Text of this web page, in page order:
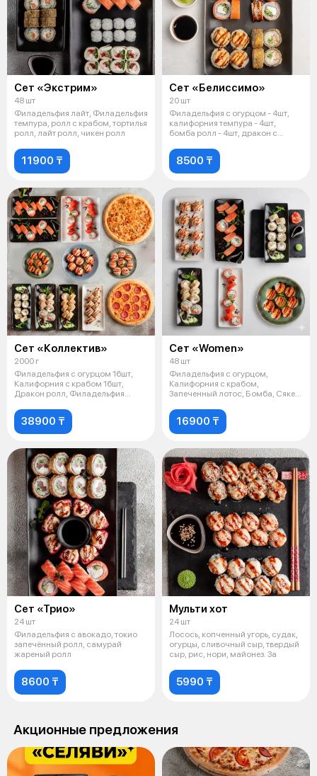
Сет «Экстрим»
48 шт
Филадельфия лайт, Филадельфия
темпура, ролл с крабом, тортилья
ролл, лайт ролл, чикен ролл
11900 ₸
Сет «Белиссимо»
20 шт
Филадельфия с огурцом - 4шт,
калифорния темпура - 4шт,
бомба ролл - 4шт, дракон с
8500 ₸
Сет «Коллектив»
2000 г
Филадельфия с огурцом 16шт,
Калифорния с крабом 16шт,
Дракон ролл, Филадельфия
38900 ₸
Сет «Women»
48 шт
Филадельфия с огурцом,
Калифорния с крабом,
Запеченный лотос, Бомба, Сяке
16900 ₸
Сет «Трио»
24 шт
Филадельфия с авокадо, токио
запечённый ролл, самурай
жареный ролл
8600 ₸
Мульти хот
24 шт
Лосось, копченный угорь, судак,
огурцы, сливочный сыр, твердый
сыр, рис, нори, майонез. За
5990 ₸
Акционные предложения